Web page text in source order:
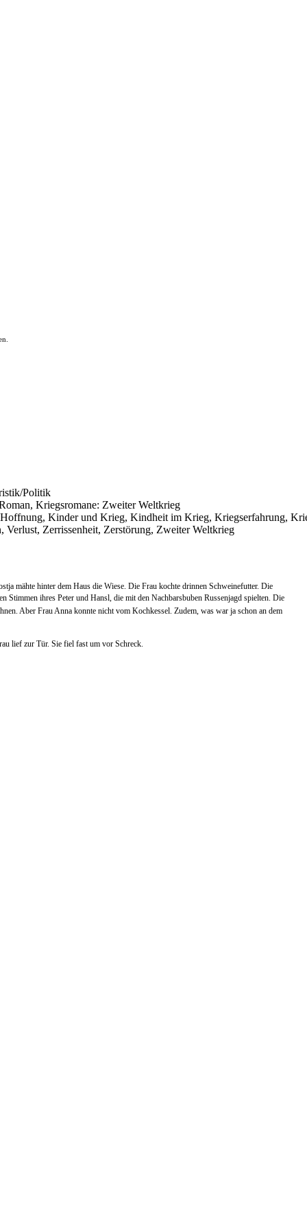
Politik
Kriegsromane: Zweiter Weltkrieg
Kinder und Krieg, Kindheit im Krieg, Kriegserfahrung,
Zerrissenheit, Zerstörung, Zweiter Weltkrieg
mähte hinter dem Haus die Wiese. Die Frau kochte drinnen Schweinefutter. Die
ihres Peter und Hansl, die mit den Nachbarsbuben Russenjagd spielten. Die
Aber Frau Anna konnte nicht vom Kochkessel. Zudem, was war ja schon an dem
lief zur Tür. Sie fiel fast um vor Schreck.